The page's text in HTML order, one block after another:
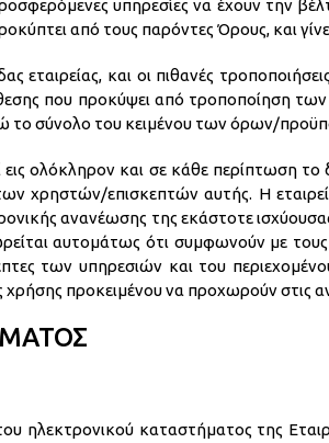
υπηρεσίες να έχουν την
από τους παρόντες Όρους, και
εταιρείας, και οι πιθανές
που προκύψει από τροποποίηση
το σύνολο του κειμένου των όρων/
ολόκληρον και σε κάθε περίπτωση
επισκεπτών αυτής. Η
ανανέωσης της εκάστοτε
αυτομάτως ότι συμφωνούν με
των υπηρεσιών και του
προκειμένου να προχωρούν στις
ηλεκτρονικού καταστήματος της